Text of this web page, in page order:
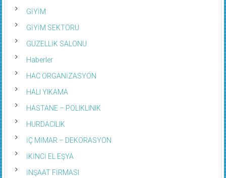
GİYİM
GİYİM SEKTÖRÜ
GÜZELLİK SALONU
Haberler
HAC ORGANİZASYON
HALI YIKAMA
HASTANE – POLIKLINIK
HURDACILIK
İÇ MİMAR – DEKORASYON
İKİNCİ EL EŞYA
İNŞAAT FİRMASI